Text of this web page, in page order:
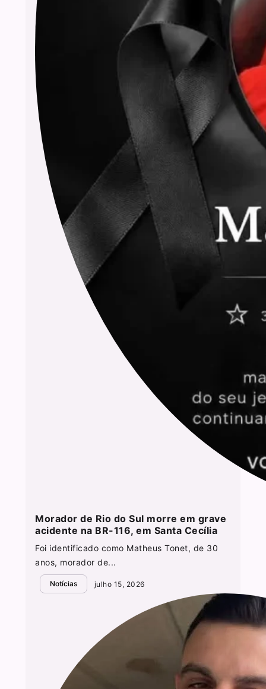
Morador de Rio do Sul morre em grave
acidente na BR-116, em Santa Cecília
Foi identificado como Matheus Tonet, de 30
anos, morador de...
Notícias julho 15, 2026